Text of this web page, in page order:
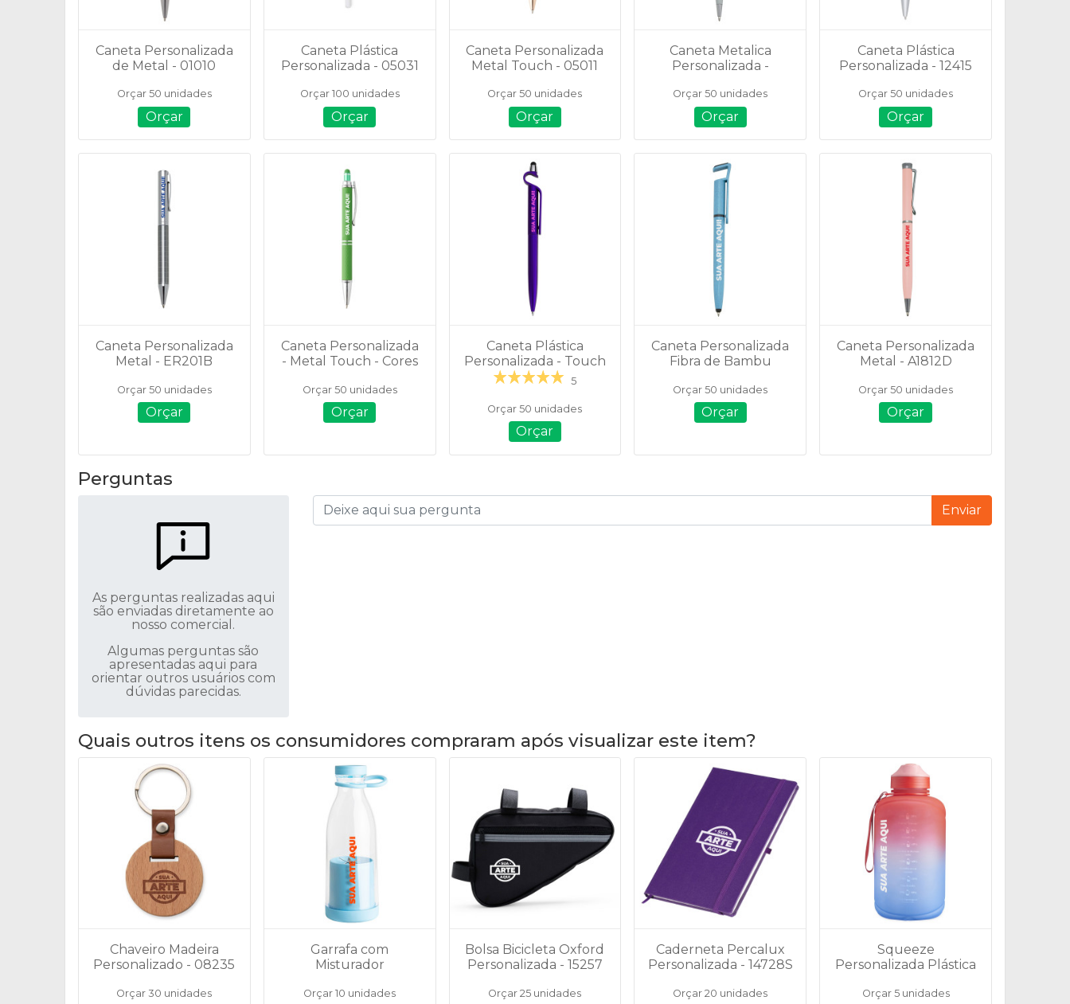
Caneta Personalizada
de Metal - 01010
Orçar 50 unidades
Orçar
Caneta Plástica
Personalizada - 05031
Orçar 100 unidades
Orçar
Caneta Personalizada
Metal Touch - 05011
Orçar 50 unidades
Orçar
Caneta Metalica
Personalizada -
Orçar 50 unidades
Orçar
Caneta Plástica
Personalizada - 12415
Orçar 50 unidades
Orçar
Caneta Personalizada
Metal - ER201B
Orçar 50 unidades
Orçar
Caneta Personalizada
- Metal Touch - Cores
Orçar 50 unidades
Orçar
Caneta Plástica
Personalizada - Touch
com Suporte - 13499B
5
Orçar 50 unidades
Orçar
Caneta Personalizada
Fibra de Bambu
00708T
Orçar 50 unidades
Orçar
Caneta Personalizada
Metal - A1812D
Orçar 50 unidades
Orçar
Perguntas
As perguntas realizadas aqui
são enviadas diretamente ao
nosso comercial.
Algumas perguntas são
apresentadas aqui para
orientar outros usuários com
dúvidas parecidas.
Enviar
Quais outros itens os consumidores compraram após visualizar este item?
Chaveiro Madeira
Personalizado - 08235
Orçar 30 unidades
Garrafa com
Misturador
14995B
Orçar 10 unidades
Bolsa Bicicleta Oxford
Personalizada - 15257
Orçar 25 unidades
Caderneta Percalux
Personalizada - 14728S
Orçar 20 unidades
Squeeze
Personalizada Plástica
Orçar 5 unidades